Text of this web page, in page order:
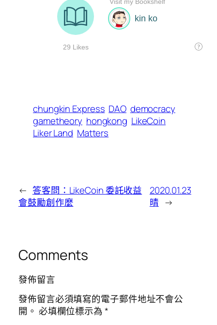
chungkin Express DAO democracy
gametheory hongkong LikeCoin
Liker Land Matters
← 答客問：LikeCoin 委託收益
會鼓勵創作麼
2020.01.23
晴 →
Comments
發佈留言
發佈留言必須填寫的電子郵件地址不會公
開。 必填欄位標示為*